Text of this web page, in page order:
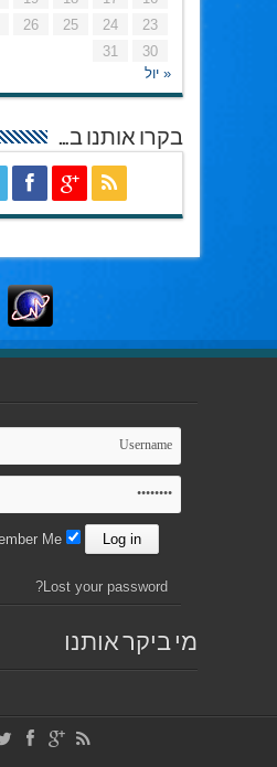
23
24
25
26
30
31
« יול
בקרו אותנו ב…
Lost your password?
מי ביקר אותנו